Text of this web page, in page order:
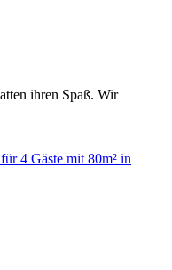
ihren Spaß. Wir
4 Gäste mit 80m² in